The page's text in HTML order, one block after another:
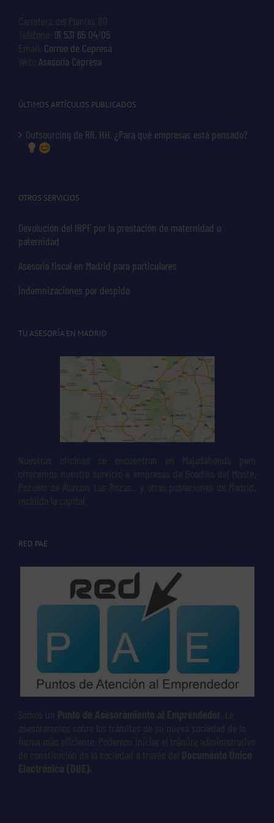
Carretera del Plantío, 80
Teléfono: 91 531 65 04 05
Email: Correo de Cepresa
Web: Asesoría Cepresa
ÚLTIMOS ARTÍCULOS PUBLICADOS
Outsourcing de RR. HH. ¿Para qué empresas está pensado?
OTROS SERVICIOS
Devolución del IRPF por la prestación de maternidad o
paternidad
Asesoría fiscal en Madrid para particulares
Indemnizaciones por despido
TU ASESORÍA EN MADRID
Nuestras oficinas se encuentran en Majadahonda pero
ofrecemos nuestro servicio a empresas de Boadilla del Monte,
Pozuelo de Alarcón, Las Rozas... y otras poblaciones de Madrid,
incluida la capital.
RED PAE
Somos un Punto de Asesoramiento al Emprendedor . Le
asesoraremos sobre los trámites de su nueva sociedad de la
forma más eficiente. Podemos iniciar el trámite administrativo
de constitución de la sociedad a través del Documento Único
Electrónico (DUE).